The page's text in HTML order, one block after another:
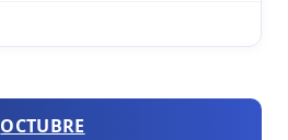
OCTUBRE